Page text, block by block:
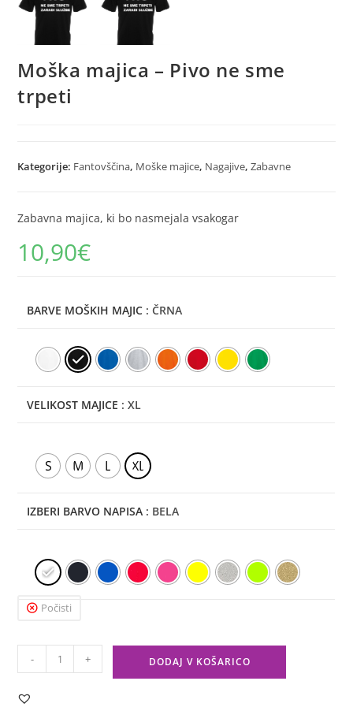
Moška majica – Pivo ne sme
trpeti
Kategorije: Fantovščina, Moške majice, Nagajive,Zabavne
Zabavna majica, ki bo nasmejala vsakogar
10,90€
BARVE MOŠKIH MAJIC : ČRNA
VELIKOST MAJICE : XL
S M L XL
IZBERI BARVO NAPISA : BELA
Počisti
- + DODAJ V KOŠARICO